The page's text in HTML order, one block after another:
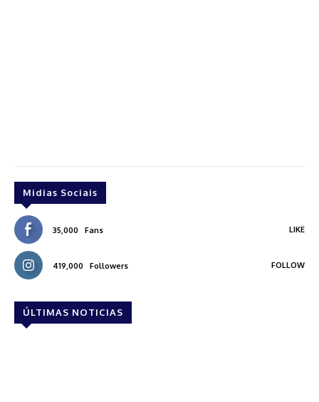
Midias Sociais
35,000 Fans LIKE
419,000 Followers FOLLOW
ÚLTIMAS NOTICIAS